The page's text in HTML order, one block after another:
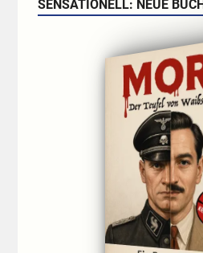
SENSATIONELL: NEUE